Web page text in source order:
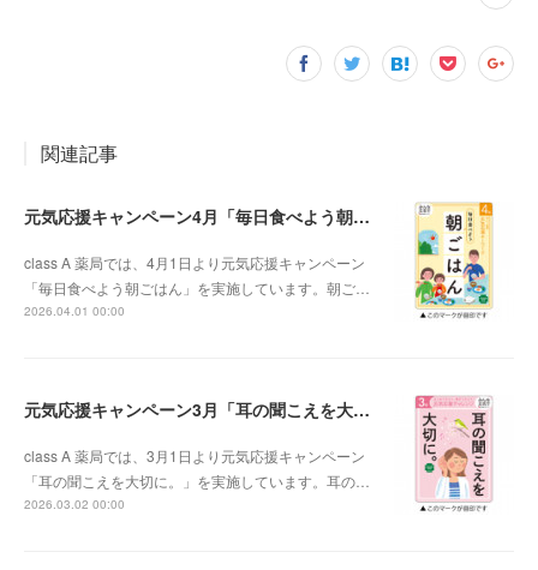
関連記事
元気応援キャンペーン4月「毎日食べよう朝ごはん」
class A 薬局では、4月1日より元気応援キャンペーン
「毎日食べよう朝ごはん」を実施しています。朝ご…
2026.04.01 00:00
元気応援キャンペーン3月「耳の聞こえを大切に。」
class A 薬局では、3月1日より元気応援キャンペーン
「耳の聞こえを大切に。」を実施しています。耳の…
2026.03.02 00:00